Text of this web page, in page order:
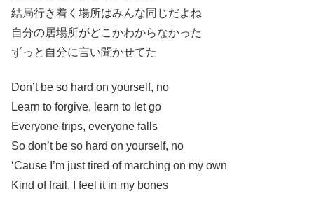
結局行き着く場所はみんな同じだよね
自分の居場所がどこかわからなかった
ずっと自分に言い聞かせてた
Don’t be so hard on yourself, no
Learn to forgive, learn to let go
Everyone trips, everyone falls
So don’t be so hard on yourself, no
‘Cause I’m just tired of marching on my own
Kind of frail, I feel it in my bones